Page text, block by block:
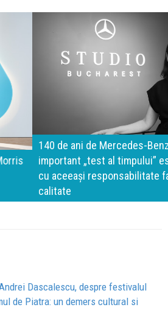
Benz. Ramona Pîrlog: Cel mai
este să inovăm constant, dar
față de oameni, siguranță și
Dascalescu, despre festivalul
de Piatra: un demers cultural si